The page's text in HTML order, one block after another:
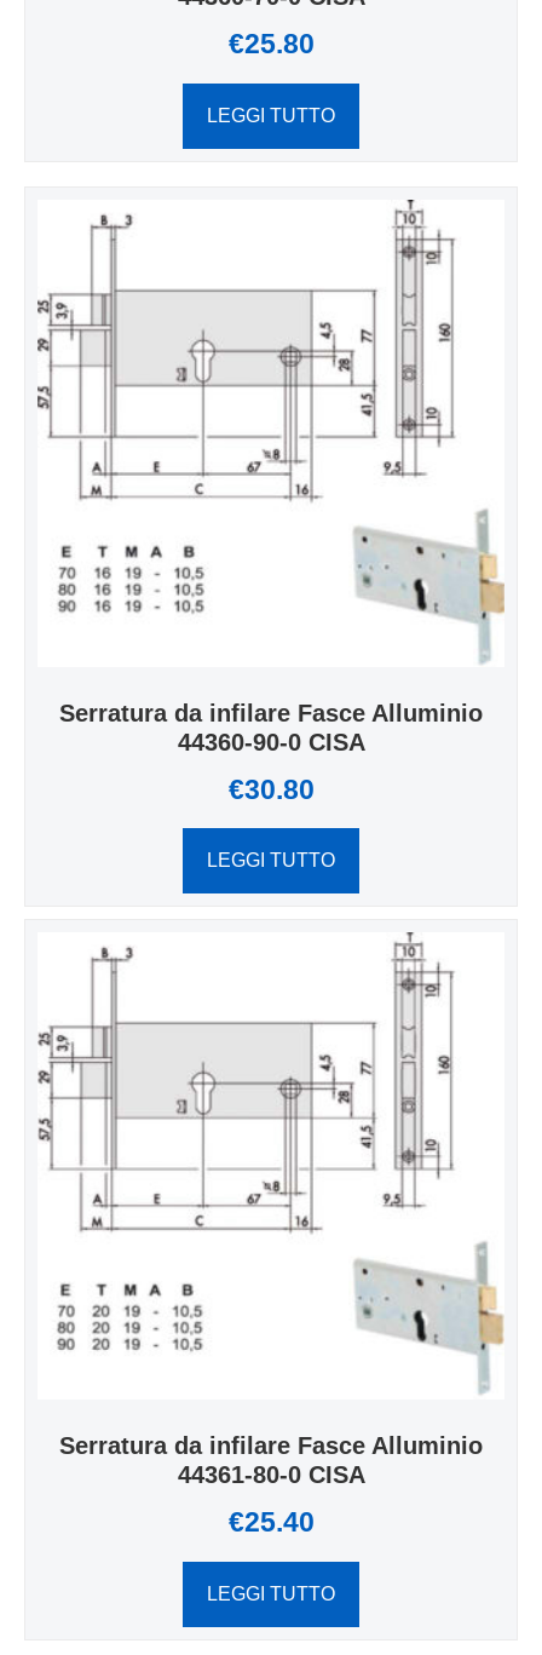
€25.80
LEGGI TUTTO
Serratura da infilare Fasce Alluminio
44360-90-0 CISA
€30.80
LEGGI TUTTO
Serratura da infilare Fasce Alluminio
44361-80-0 CISA
€25.40
LEGGI TUTTO